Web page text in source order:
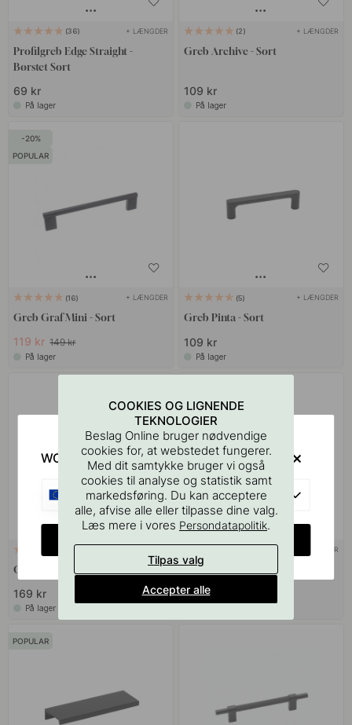
36 + LÆNGDER
Profilgreb Edge Straight -
Børstet Sort
69 kr
På lager
2 + LÆNGDER
Greb Archive - Sort
109 kr
På lager
20
POPULAR
16 + LÆNGDER
Greb Graf Mini - Sort
119 kr 149 kr
På lager
5 + LÆNGDER
Greb Pinta - Sort
109 kr
På lager
Greb Helix Stripe - Mat Sort
169 kr
På lager
+ LÆNGDER
Greb Rille - Børstet Sort
239 kr
POPULAR
COOKIES OG LIGNENDE
TEKNOLOGIER
Beslag Online bruger nødvendige
cookies for, at webstedet fungerer.
Med dit samtykke bruger vi også
cookies til analyse og statistik samt
markedsføring. Du kan acceptere
alle, afvise alle eller tilpasse dine valg.
Læs mere i vores Persondatapolitik.
Tilpas valg
Accepter alle
WOULD YOU RATHER VISIT?
EU